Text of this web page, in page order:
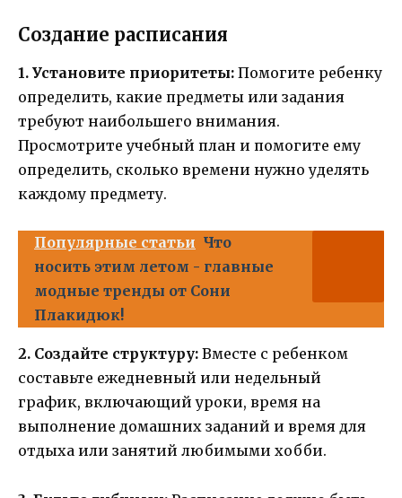
Создание расписания
1. Установите приоритеты: Помогите ребенку
определить, какие предметы или задания
требуют наибольшего внимания.
Просмотрите учебный план и помогите ему
определить, сколько времени нужно уделять
каждому предмету.
Популярные статьи Что
носить этим летом - главные
модные тренды от Сони
Плакидюк!
2. Создайте структуру: Вместе с ребенком
составьте ежедневный или недельный
график, включающий уроки, время на
выполнение домашних заданий и время для
отдыха или занятий любимыми хобби.